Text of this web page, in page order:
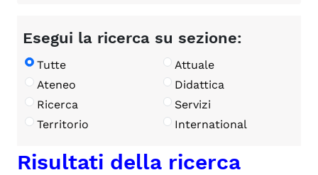
Esegui la ricerca su sezione:
Tutte
Attuale
Ateneo
Didattica
Ricerca
Servizi
Territorio
International
Risultati della ricerca